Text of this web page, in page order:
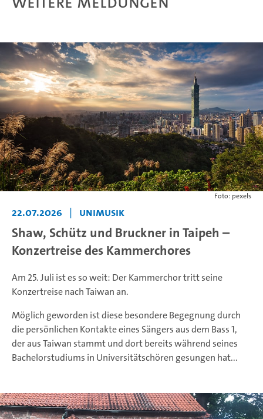
Foto: pexels
22.07.2026 Unimusik
Shaw, Schütz und Bruckner in Taipeh –
Konzertreise des Kammerchores
Am 25. Juli ist es so weit: Der Kammerchor tritt seine
Konzertreise nach Taiwan an.
Möglich geworden ist diese besondere Begegnung durch
die persönlichen Kontakte eines Sängers aus dem Bass 1,
der aus Taiwan stammt und dort bereits während seines
Bachelorstudiums in Universitätschören gesungen hat...